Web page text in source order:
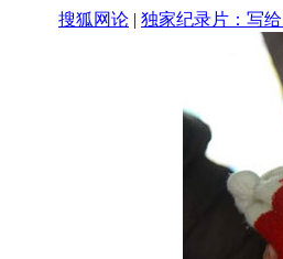
搜狐网论 | 独家纪录片：写